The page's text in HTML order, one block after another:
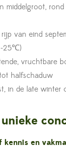
middelgroot,
van eind
-25℃)
vruchtbare
halfschaduw
in de late winter
en